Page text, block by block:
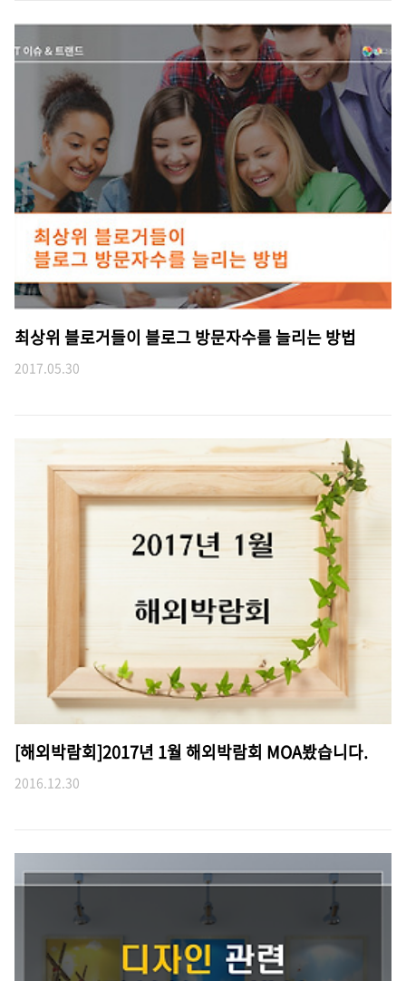
최상위 블로거들이 블로그 방문자수를 늘리는 방법
2017.05.30
[해외박람회]2017년 1월 해외박람회 MOA봤습니다.
2016.12.30